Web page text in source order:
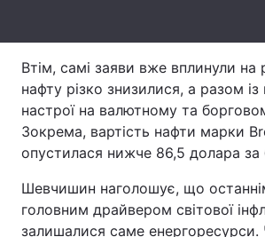
Тема оформлення
Втім, самі заяви вже вплинули на
нафту різко знизилися, а разом
настрої на валютному та
Зокрема, вартість нафти марки
опустилася нижче 86,5 долара за
Шевчишин наголошує, що
головним драйвером світової
залишалися саме енергоресурси.